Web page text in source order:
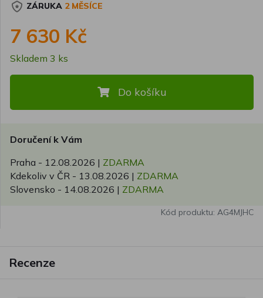
ZÁRUKA 2 MĚSÍCE
7 630 Kč
Skladem 3 ks
Do košíku
Doručení k Vám
Praha - 12.08.2026 | ZDARMA
Kdekoliv v ČR - 13.08.2026 | ZDARMA
Slovensko - 14.08.2026 | ZDARMA
Kód produktu: AG4MJHC
Recenze